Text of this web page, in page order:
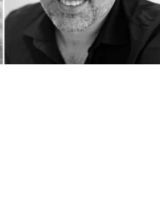
transplantace vlasů
V tomto článku